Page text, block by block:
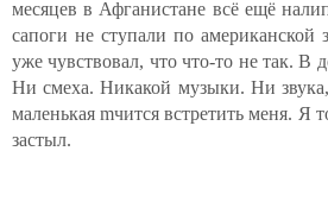
месяцев в Афганистане всё ещё
сапоги не ступали по американской
уже чувствовал, что что-то не так. В
Ни смеха. Никакой музыки. Ни
маленькая mчится встретить меня. Я
застыл.